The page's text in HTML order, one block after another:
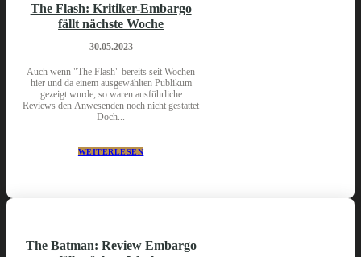
The Flash: Kritiker-Embargo
fällt nächste Woche
30.05.2023
Auch wenn "The Flash" bereits seit Wochen
hier und da einem ausgewählten Publikum
gezeigt wurde, so waren ausführliche
Reviews den Anwesenden noch nicht gestattet
Doch...
WEITERLESEN
The Batman: Review Embargo